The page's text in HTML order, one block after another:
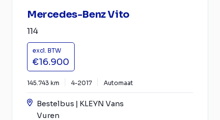
Mercedes-Benz Vito
114
excl. BTW
€16.900
145.743 km 4-2017 Automaat
Bestelbus | KLEYN Vans
Vuren